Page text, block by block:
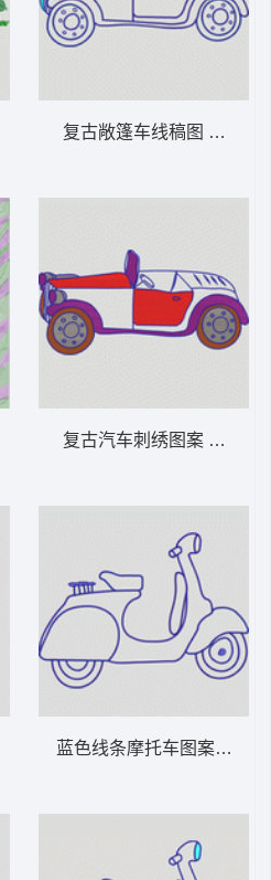
刺绣玫瑰花图案装饰带 女装服装时装
象图案 女装服装时装
绣图案 女装服装时装
复古敞篷车线
复古汽车刺绣
蓝色线条摩